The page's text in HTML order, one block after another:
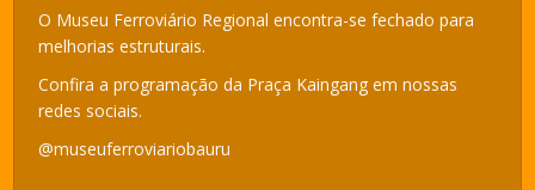
O Museu Ferroviário Regional encontra-se fechado para
melhorias estruturais.
Confira a programação da Praça Kaingang em nossas
redes sociais.
@museuferroviariobauru